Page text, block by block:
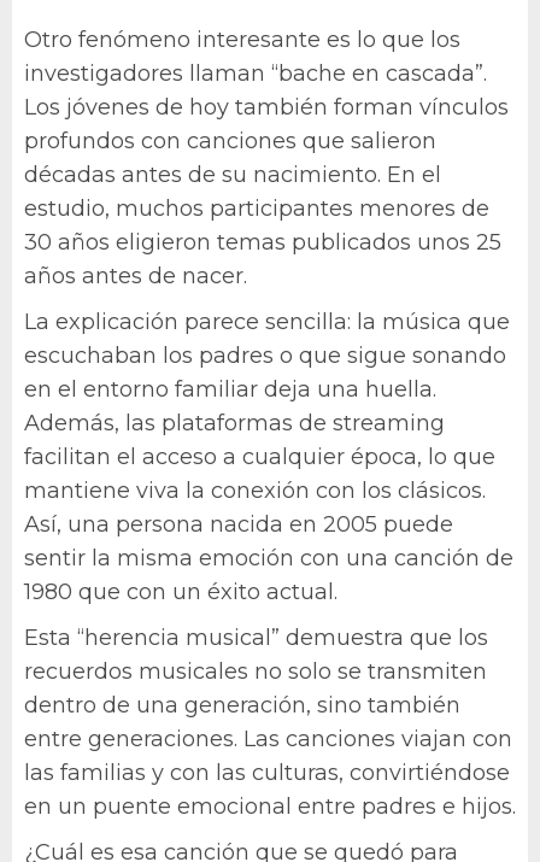
Otro fenómeno interesante es lo que los
investigadores llaman “bache en cascada”.
Los jóvenes de hoy también forman vínculos
profundos con canciones que salieron
décadas antes de su nacimiento. En el
estudio, muchos participantes menores de
30 años eligieron temas publicados unos 25
años antes de nacer.
La explicación parece sencilla: la música que
escuchaban los padres o que sigue sonando
en el entorno familiar deja una huella.
Además, las plataformas de streaming
facilitan el acceso a cualquier época, lo que
mantiene viva la conexión con los clásicos.
Así, una persona nacida en 2005 puede
sentir la misma emoción con una canción de
1980 que con un éxito actual.
Esta “herencia musical” demuestra que los
recuerdos musicales no solo se transmiten
dentro de una generación, sino también
entre generaciones. Las canciones viajan con
las familias y con las culturas, convirtiéndose
en un puente emocional entre padres e hijos.
¿Cuál es esa canción que se quedó para